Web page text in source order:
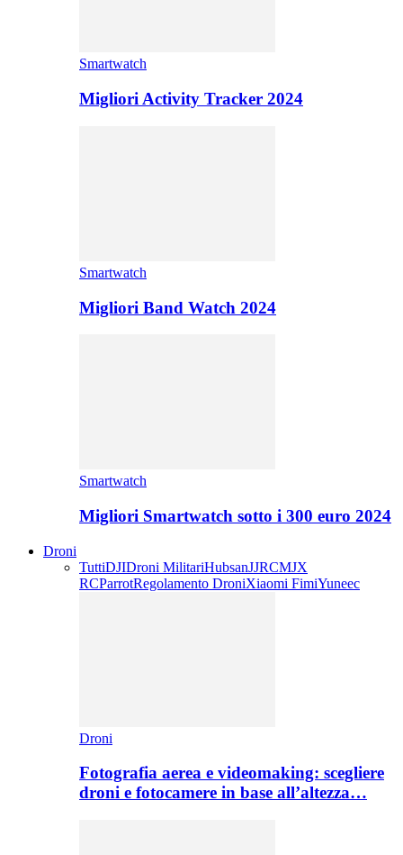
Smartwatch
Migliori Activity Tracker 2024
Smartwatch
Migliori Band Watch 2024
Smartwatch
Migliori Smartwatch sotto i 300 euro 2024
Droni
TuttiDJIDroni MilitariHubsanJJRCMJX
RCParrotRegolamento DroniXiaomi FimiYuneec
Droni
Fotografia aerea e videomaking: scegliere
droni e fotocamere in base all’altezza…